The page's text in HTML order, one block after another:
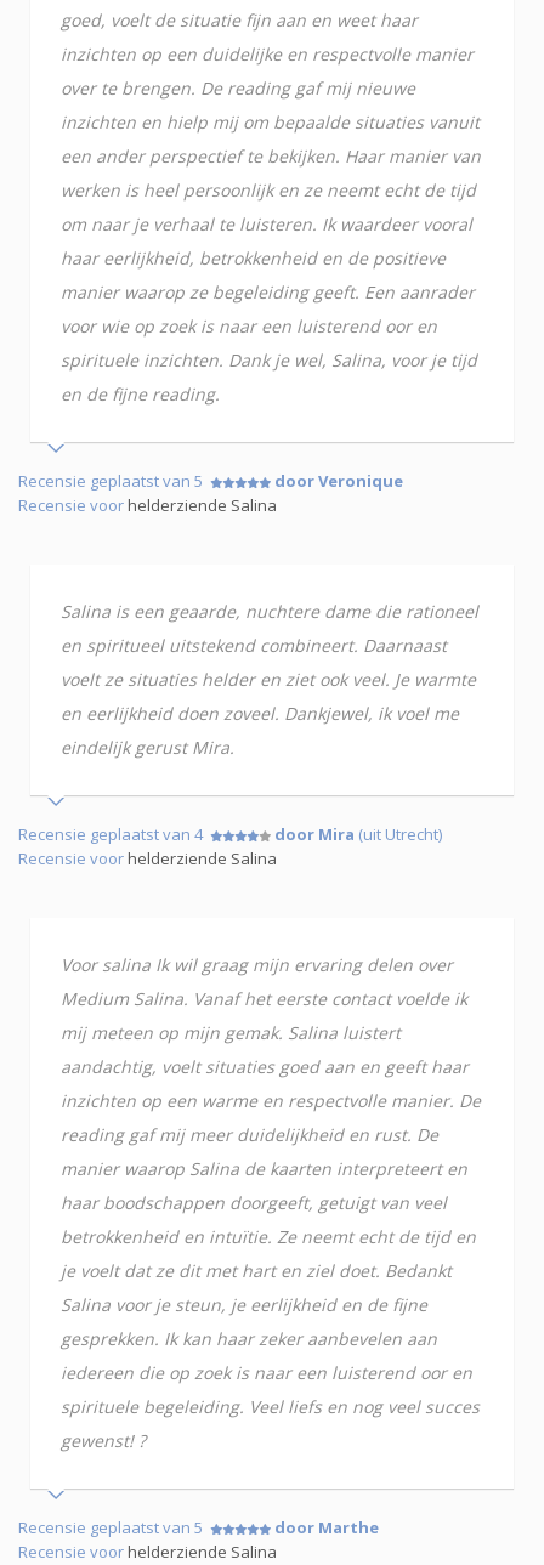
goed, voelt de situatie fijn aan en weet haar
inzichten op een duidelijke en respectvolle manier
over te brengen. De reading gaf mij nieuwe
inzichten en hielp mij om bepaalde situaties vanuit
een ander perspectief te bekijken. Haar manier van
werken is heel persoonlijk en ze neemt echt de tijd
om naar je verhaal te luisteren. Ik waardeer vooral
haar eerlijkheid, betrokkenheid en de positieve
manier waarop ze begeleiding geeft. Een aanrader
voor wie op zoek is naar een luisterend oor en
spirituele inzichten. Dank je wel, Salina, voor je tijd
en de fijne reading.
Recensie geplaatst van 5
door Veronique
Recensie voorhelderziende Salina
Salina is een geaarde, nuchtere dame die rationeel
en spiritueel uitstekend combineert. Daarnaast
voelt ze situaties helder en ziet ook veel. Je warmte
en eerlijkheid doen zoveel. Dankjewel, ik voel me
eindelijk gerust Mira.
Recensie geplaatst van 4 door Mira (uit Utrecht)
Recensie voorhelderziende Salina
Voor salina Ik wil graag mijn ervaring delen over
Medium Salina. Vanaf het eerste contact voelde ik
mij meteen op mijn gemak. Salina luistert
aandachtig, voelt situaties goed aan en geeft haar
inzichten op een warme en respectvolle manier. De
reading gaf mij meer duidelijkheid en rust. De
manier waarop Salina de kaarten interpreteert en
haar boodschappen doorgeeft, getuigt van veel
betrokkenheid en intuïtie. Ze neemt echt de tijd en
je voelt dat ze dit met hart en ziel doet. Bedankt
Salina voor je steun, je eerlijkheid en de fijne
gesprekken. Ik kan haar zeker aanbevelen aan
iedereen die op zoek is naar een luisterend oor en
spirituele begeleiding. Veel liefs en nog veel succes
gewenst! ?
Recensie geplaatst van 5
door Marthe
Recensie voorhelderziende Salina